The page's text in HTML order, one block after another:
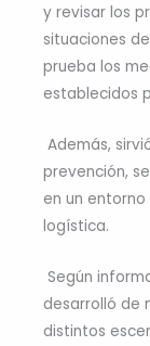
y revisar los
situaciones
prueba los
establecidos
Además,
prevención,
en un
logística.
Según
desarrolló de
distintos